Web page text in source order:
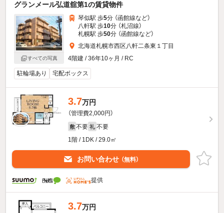
グランメール弘道舘第1の賃貸物件
すべての写真
琴似駅 歩5分 （函館線など）
八軒駅 歩10分 （札沼線）
札幌駅 歩50分 （函館線など）
北海道札幌市西区八軒二条東１丁目
4階建 / 36年10ヶ月 / RC
駐輪場あり 宅配ボックス
3.7万円
（管理費2,000円）
敷 不要 礼 不要
1階 / 1DK / 29.0㎡
お問い合わせ （無料）
提供
3.7万円